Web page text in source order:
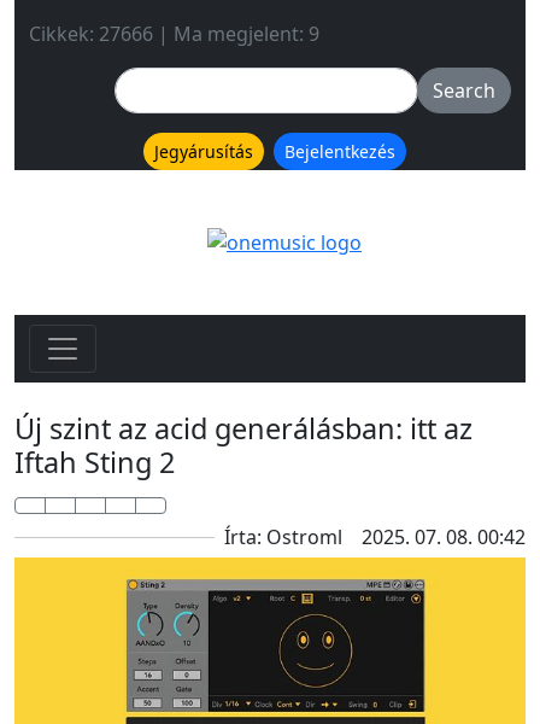
Cikkek: 27666 | Ma megjelent: 9
Jegyárusítás Bejelentkezés
Új szint az acid generálásban: itt az
Iftah Sting 2
Írta: Ostroml 2025. 07. 08. 00:42